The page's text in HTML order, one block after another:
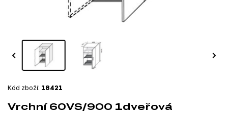
Kód zboží: 18421
Vrchní 60VS/900 1dveřová